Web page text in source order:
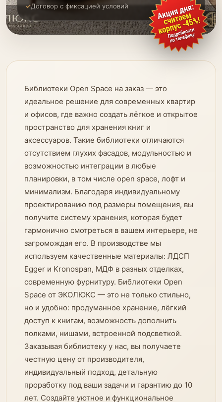
Договор с фиксацией условий
Библиотеки Open Space на заказ — это
идеальное решение для современных квартир
и офисов, где важно создать лёгкое и открытое
пространство для хранения книг и
аксессуаров. Такие библиотеки отличаются
отсутствием глухих фасадов, модульностью и
возможностью интеграции в любые
планировки, в том числе open space, лофт и
минимализм. Благодаря индивидуальному
проектированию под размеры помещения, вы
получите систему хранения, которая будет
гармонично смотреться в вашем интерьере, не
загромождая его. В производстве мы
используем качественные материалы: ЛДСП
Egger и Kronospan, МДФ в разных отделках,
современную фурнитуру. Библиотеки Open
Space от ЭКОЛЮКС — это не только стильно,
но и удобно: продуманное хранение, лёгкий
доступ к книгам, возможность дополнить
полками, нишами, встроенной подсветкой.
Заказывая библиотеку у нас, вы получаете
честную цену от производителя,
индивидуальный подход, детальную
проработку под ваши задачи и гарантию до 10
лет. Создайте уютное и функциональное